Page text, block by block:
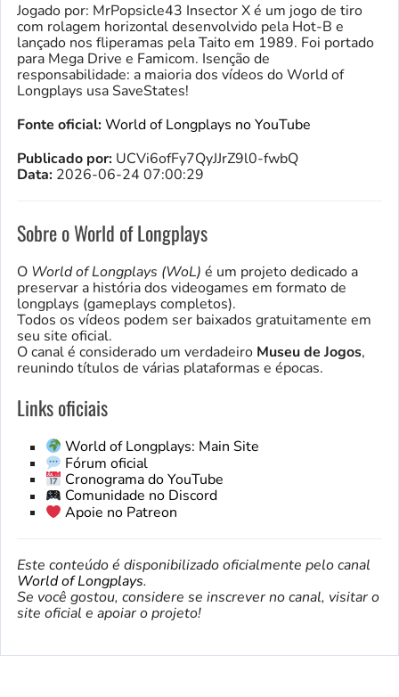
Jogado por: MrPopsicle43 Insector X é um jogo de tiro
com rolagem horizontal desenvolvido pela Hot-B e
lançado nos fliperamas pela Taito em 1989. Foi portado
para Mega Drive e Famicom. Isenção de
responsabilidade: a maioria dos vídeos do World of
Longplays usa SaveStates!
Fonte oficial:World of Longplays no YouTube
Publicado por: UCVi6ofFy7QyJJrZ9l0-fwbQ
Data: 2026-06-24 07:00:29
Sobre o World of Longplays
O World of Longplays (WoL) é um projeto dedicado a
preservar a história dos videogames em formato de
longplays (gameplays completos).
Todos os vídeos podem ser baixados gratuitamente em
seu site oficial.
O canal é considerado um verdadeiro Museu de Jogos,
reunindo títulos de várias plataformas e épocas.
Links oficiais
World of Longplays: Main Site
Fórum oficial
Cronograma do YouTube
Comunidade no Discord
Apoie no Patreon
Este conteúdo é disponibilizado oficialmente pelo canal
World of Longplays.
Se você gostou, considere se inscrever no canal, visitar o
site oficial e apoiar o projeto!